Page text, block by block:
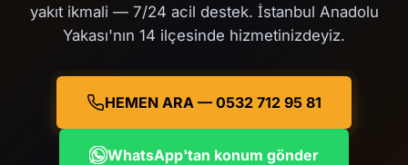
yakıt ikmali — 7/24 acil destek. İstanbul Anadolu
Yakası'nın 14 ilçesinde hizmetinizdeyiz.
HEMEN ARA — 0532 712 95 81
WhatsApp'tan konum gönder